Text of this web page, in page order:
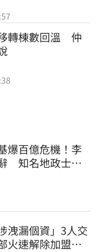
轉棟數回溫　仲
爆百億危機！李
知名地政士接
洩漏個資」3人交
速解除加盟：